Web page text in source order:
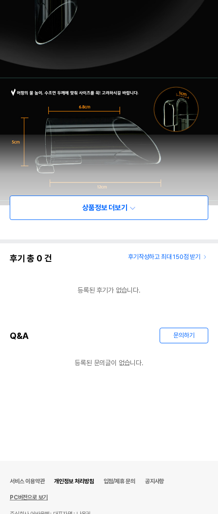
상품정보 더보기
후기 총 0 건 후기작성하고 최대 150점 받기
등록된 후기가 없습니다.
Q&A 문의하기
등록된 문의글이 없습니다.
서비스 이용약관 개인정보 처리방침 입점/제휴 문의 공지사항
PC버전으로 보기